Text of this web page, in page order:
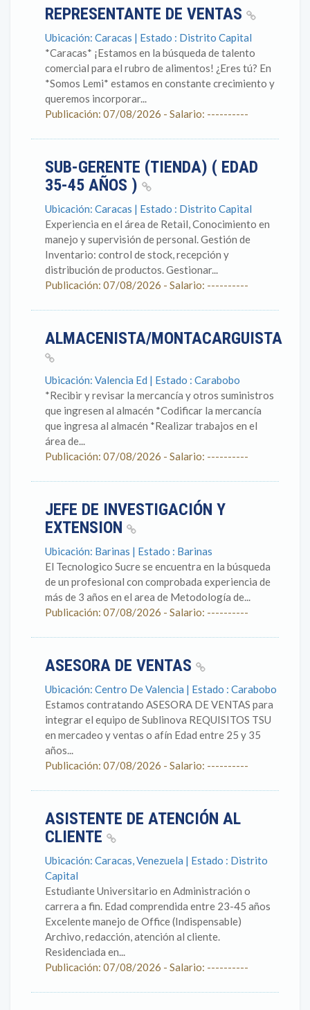
REPRESENTANTE DE VENTAS
Ubicación: Caracas | Estado : Distrito Capital
*Caracas* ¡Estamos en la búsqueda de talento
comercial para el rubro de alimentos! ¿Eres tú? En
*Somos Lemi* estamos en constante crecimiento y
queremos incorporar...
Publicación: 07/08/2026 - Salario: ----------
SUB-GERENTE (TIENDA) ( EDAD
35-45 AÑOS )
Ubicación: Caracas | Estado : Distrito Capital
Experiencia en el área de Retail, Conocimiento en
manejo y supervisión de personal. Gestión de
Inventario: control de stock, recepción y
distribución de productos. Gestionar...
Publicación: 07/08/2026 - Salario: ----------
ALMACENISTA/MONTACARGUISTA
Ubicación: Valencia Ed | Estado : Carabobo
*Recibir y revisar la mercancía y otros suministros
que ingresen al almacén *Codificar la mercancía
que ingresa al almacén *Realizar trabajos en el
área de...
Publicación: 07/08/2026 - Salario: ----------
JEFE DE INVESTIGACIÓN Y
EXTENSION
Ubicación: Barinas | Estado : Barinas
El Tecnologico Sucre se encuentra en la búsqueda
de un profesional con comprobada experiencia de
más de 3 años en el area de Metodología de...
Publicación: 07/08/2026 - Salario: ----------
ASESORA DE VENTAS
Ubicación: Centro De Valencia | Estado : Carabobo
Estamos contratando ASESORA DE VENTAS para
integrar el equipo de Sublinova REQUISITOS TSU
en mercadeo y ventas o afín Edad entre 25 y 35
años...
Publicación: 07/08/2026 - Salario: ----------
ASISTENTE DE ATENCIÓN AL
CLIENTE
Ubicación: Caracas, Venezuela | Estado : Distrito
Capital
Estudiante Universitario en Administración o
carrera a fin. Edad comprendida entre 23-45 años
Excelente manejo de Office (Indispensable)
Archivo, redacción, atención al cliente.
Residenciada en...
Publicación: 07/08/2026 - Salario: ----------